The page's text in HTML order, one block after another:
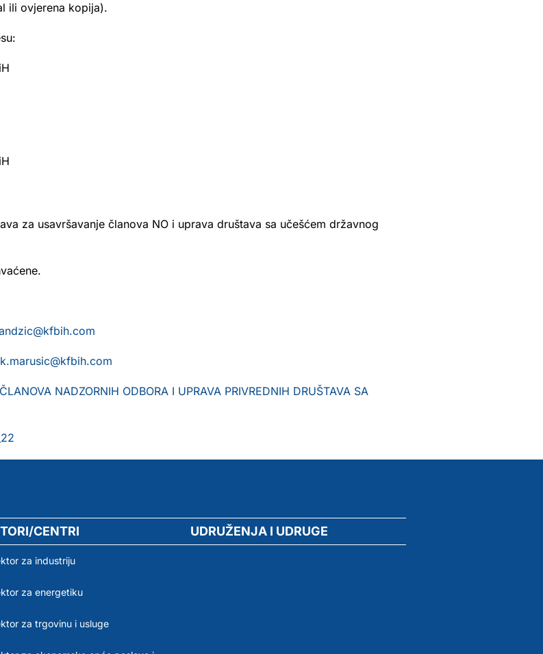
ili ovjerena kopija).
za usavršavanje članova NO i uprava društava sa učešćem državnog
k.marusic@kfbih.com
NADZORNIH ODBORA I UPRAVA PRIVREDNIH DRUŠTAVA SA
CENTRI
za industriju
za energetiku
za trgovinu i usluge
UDRUŽENJA I UDRUGE